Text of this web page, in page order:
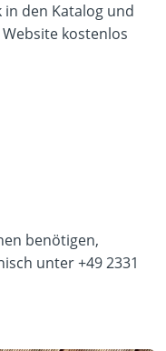
in den Katalog und
kostenlos
benötigen,
unter +49 2331